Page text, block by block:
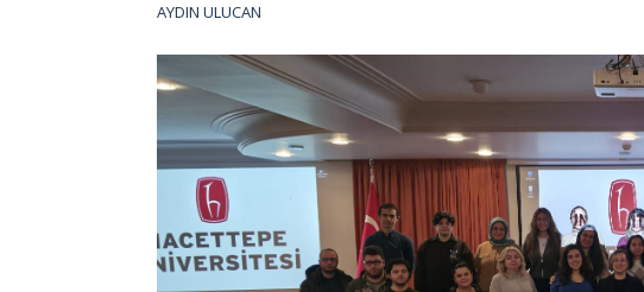
AYDIN ULUCAN